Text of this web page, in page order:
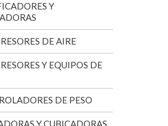
Y
DE AIRE
Y EQUIPOS DE
DE PESO
Y CUBICADORAS